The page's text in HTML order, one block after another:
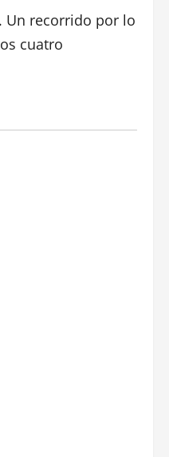
Un recorrido por lo
cuatro